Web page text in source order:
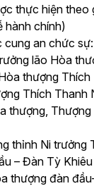
thực hiện theo
hành chính)
an chức
lão Hòa
thượng Thích
Thích Thanh
thượng,
thỉnh Ni trưởng
– Đàn Tỳ
thượng đàn